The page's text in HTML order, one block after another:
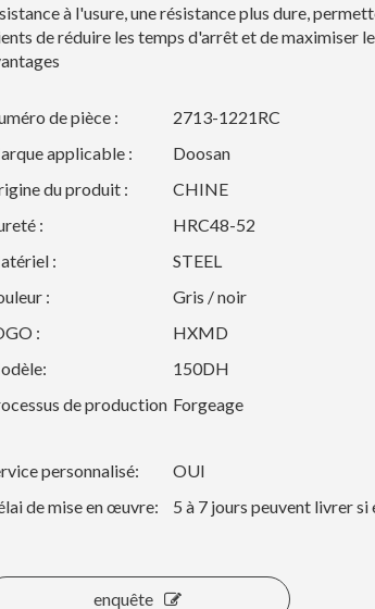
à l'usure, une résistance plus dure,
de réduire les temps d'arrêt et de maximiser
de pièce :
2713-1221RC
applicable :
Doosan
du produit :
CHINE
:
HRC48-52
:
STEEL
:
Gris / noir
:
HXMD
150DH
de production Forgeage
personnalisé:
OUI
de mise en œuvre:
5 à 7 jours peuvent livrer si
enquête